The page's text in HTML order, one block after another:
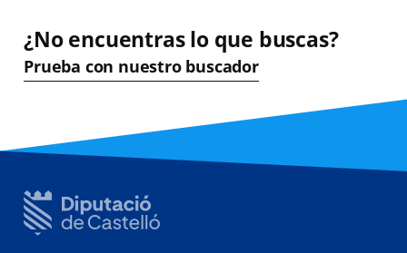
¿No encuentras lo que buscas?
Prueba con nuestro buscador